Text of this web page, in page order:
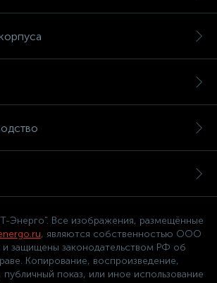
Энерго". Все изображения, размещённые
, являются собственностью ООО
защищены законодательством РФ об
Копирование, воспроизведение,
показ, или иное использование